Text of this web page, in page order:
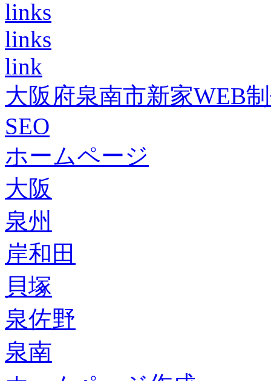
links
links
link
大阪府泉南市新家WEB
SEO
ホームページ
大阪
泉州
岸和田
貝塚
泉佐野
泉南